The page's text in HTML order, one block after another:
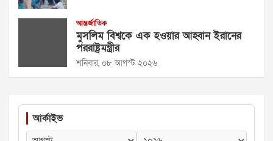
আন্তর্জাতিক
মুসলিম বিশ্বকে এক হওয়ার আহ্বান ইরানের
পররাষ্ট্রমন্ত্রীর
শনিবার, ০৮ আগস্ট ২০২৬
আর্কাইভ